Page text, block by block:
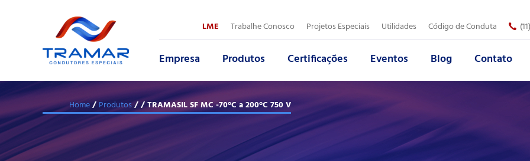
LME Trabalhe Conosco Projetos Especiais Utilidades Código de Conduta
Empresa Produtos Certificações Eventos Blog Contato
Nome:* Empresa:*
Produto:
Trabalhe Conosco
Nome:* Área de Atuação:*
Telefone:
Home / Produtos// TRAMASIL SF MC -70°C a 200°C 750 V